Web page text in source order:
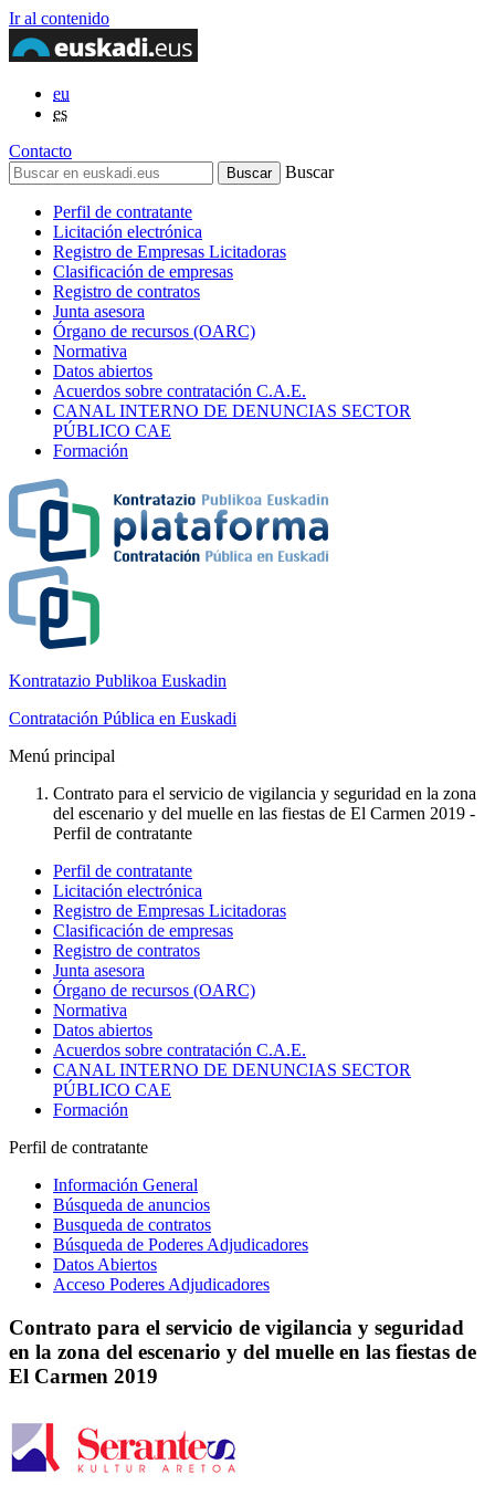
Ir al contenido
eu
es
Contacto
Buscar
Perfil de contratante
Licitación electrónica
Registro de Empresas Licitadoras
Clasificación de empresas
Registro de contratos
Junta asesora
Órgano de recursos (OARC)
Normativa
Datos abiertos
Acuerdos sobre contratación C.A.E.
CANAL INTERNO DE DENUNCIAS SECTOR
PÚBLICO CAE
Formación
Kontratazio Publikoa Euskadin
Contratación Pública en Euskadi
Menú principal
Contrato para el servicio de vigilancia y seguridad en la zona
del escenario y del muelle en las fiestas de El Carmen 2019 -
Perfil de contratante
Perfil de contratante
Licitación electrónica
Registro de Empresas Licitadoras
Clasificación de empresas
Registro de contratos
Junta asesora
Órgano de recursos (OARC)
Normativa
Datos abiertos
Acuerdos sobre contratación C.A.E.
CANAL INTERNO DE DENUNCIAS SECTOR
PÚBLICO CAE
Formación
Perfil de contratante
Información General
Búsqueda de anuncios
Busqueda de contratos
Búsqueda de Poderes Adjudicadores
Datos Abiertos
Acceso Poderes Adjudicadores
Contrato para el servicio de vigilancia y seguridad
en la zona del escenario y del muelle en las fiestas de
El Carmen 2019